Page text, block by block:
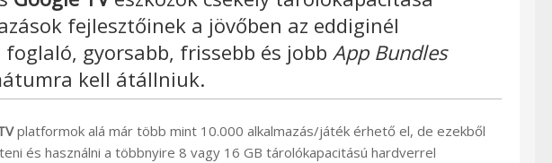
fejlesztőinek a jövőben az eddiginél
foglaló, gyorsabb, frissebb és jobb App Bundles
kell átállniuk.
platformok alá már több mint 10.000 alkalmazás/játék érhető el, de ezekből
és használni a többnyire 8 vagy 16 GB tárolókapacitású hardverrel